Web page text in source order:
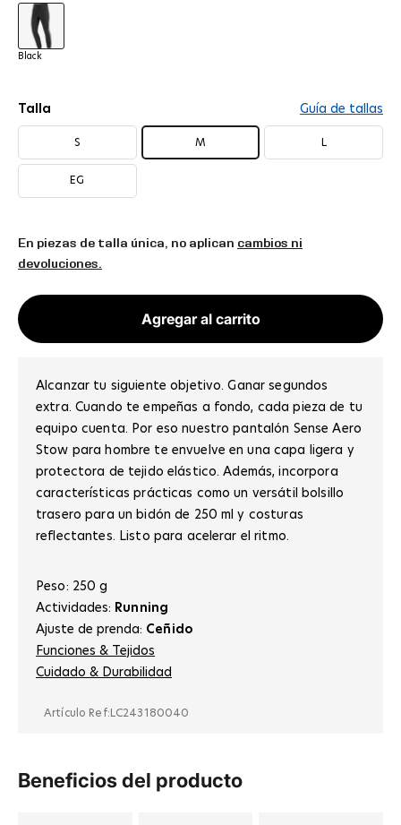
Black
Black
Talla Guía de tallas
S M L
EG
En piezas de talla única, no aplican cambios ni
devoluciones.
Agregar al carrito
Alcanzar tu siguiente objetivo. Ganar segundos
extra. Cuando te empeñas a fondo, cada pieza de tu
equipo cuenta. Por eso nuestro pantalón Sense Aero
Stow para hombre te envuelve en una capa ligera y
protectora de tejido elástico. Además, incorpora
características prácticas como un versátil bolsillo
trasero para un bidón de 250 ml y costuras
reflectantes. Listo para acelerar el ritmo.
Peso: 250 g
Actividades: Running
Ajuste de prenda: Ceñido
Funciones & Tejidos
Cuidado & Durabilidad
Artículo Ref: LC243180040
Beneficios del producto